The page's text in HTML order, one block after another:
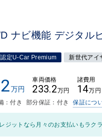
ナビ機能 デジタル
定U-Car Premium 新世代アイ
万円
車両価格
233.2万円
諸費用
14万円
：付き 部分保証：付き 保証につ
ジットなら月々のお支払いもラク